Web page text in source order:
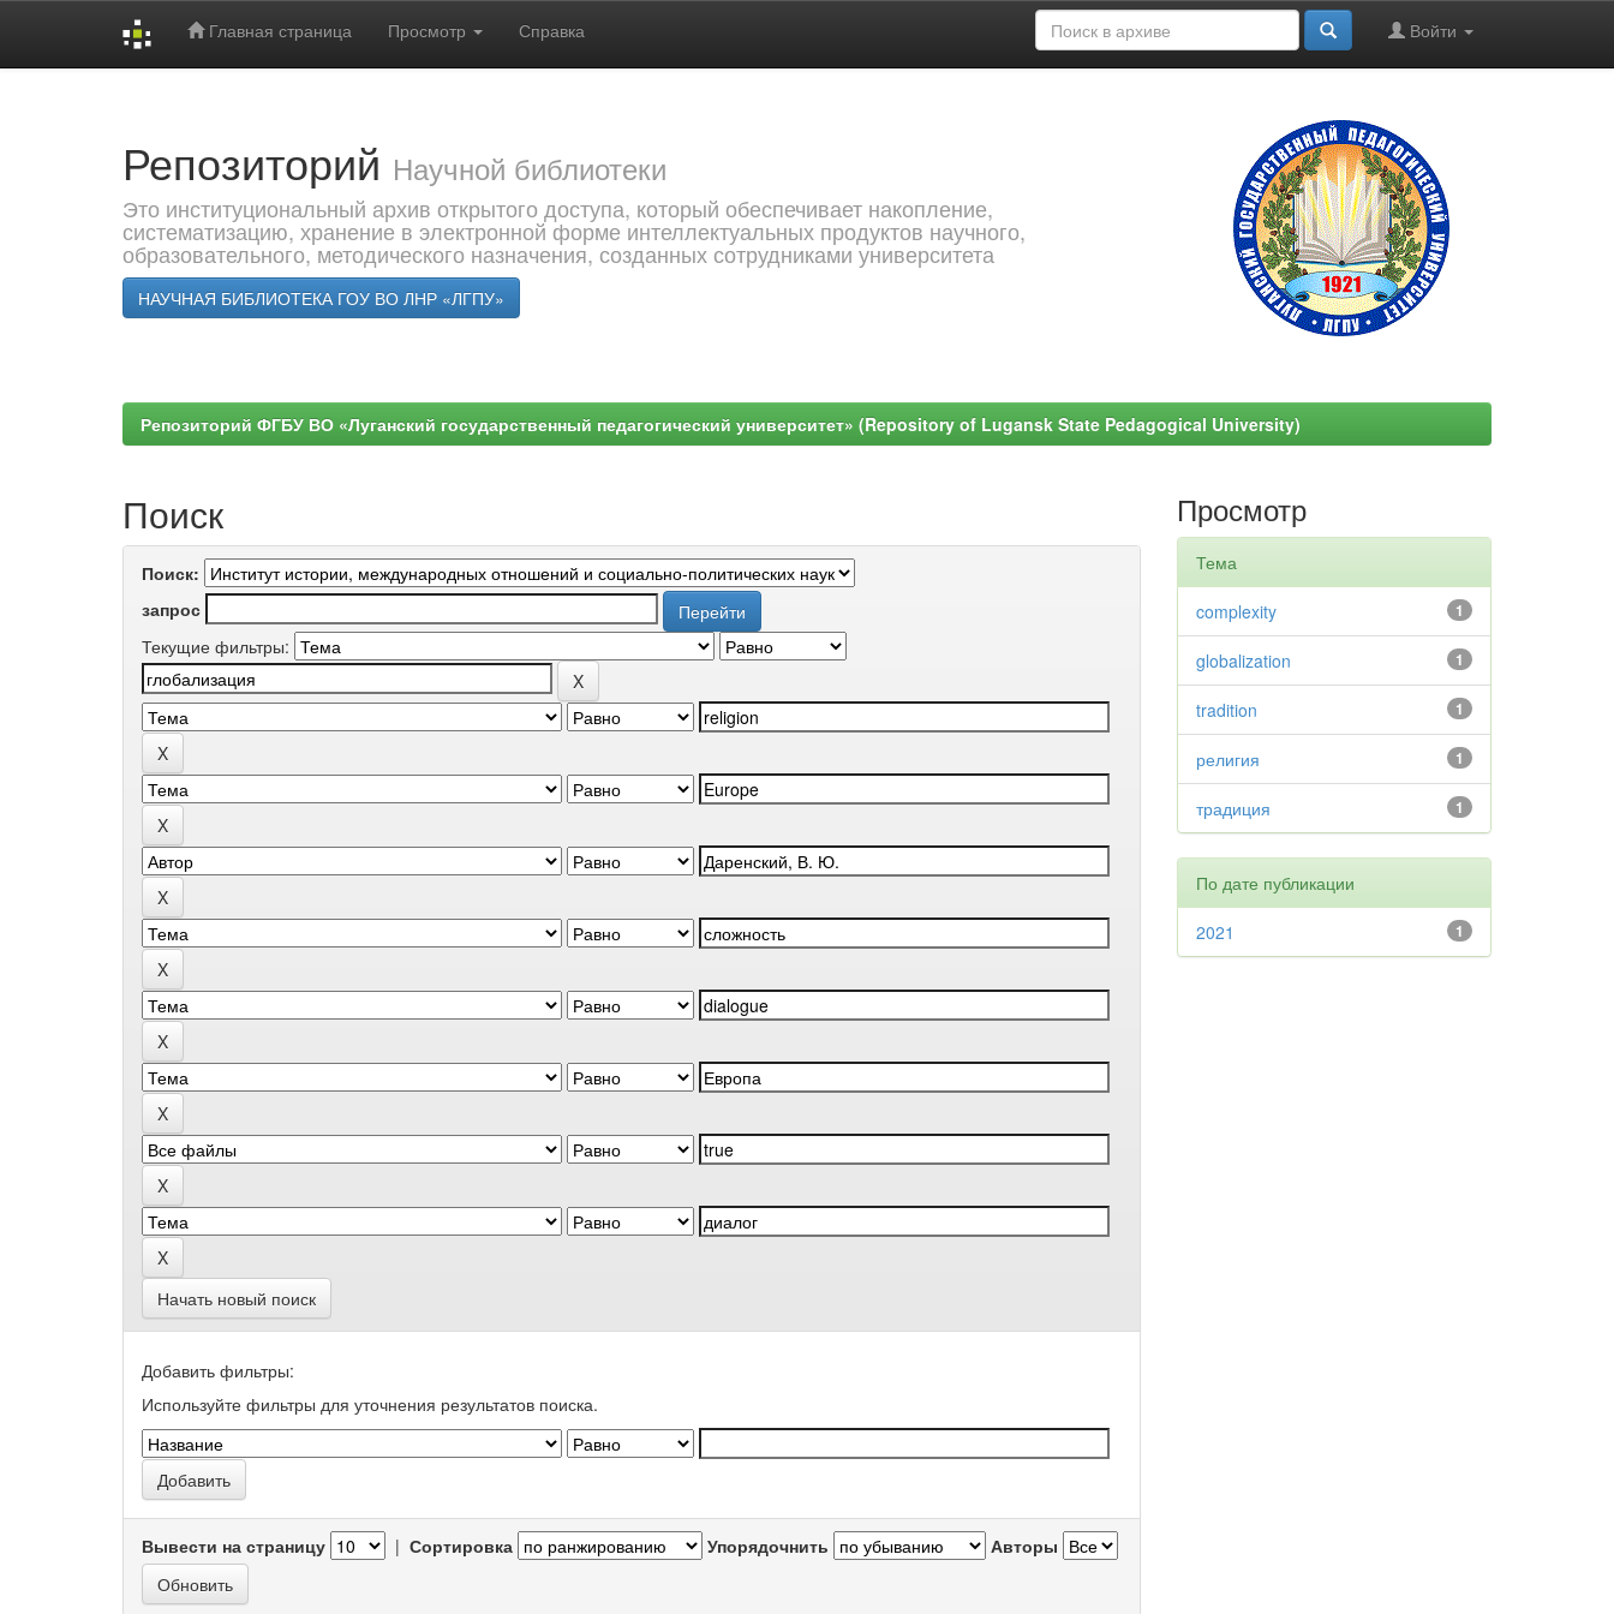
Главная страница Просмотр Справка Войти
Репозиторий Научной библиотеки
Это институциональный архив открытого доступа, который обеспечивает накопление,
систематизацию, хранение в электронной форме интеллектуальных продуктов научного,
образовательного, методического назначения, созданных сотрудниками университета
НАУЧНАЯ БИБЛИОТЕКА ГОУ ВО ЛНР «ЛГПУ»
Репозиторий ФГБУ ВО «Луганский государственный педагогический университет» (Repository of Lugansk State Pedagogical University)
Поиск
Поиск:
запрос
Текущие фильтры:
Начать новый поиск
Добавить фильтры:
Используйте фильтры для уточнения результатов поиска.
Вывести на страницу | Сортировка Упорядочнить Авторы
Просмотр
Тема
1
complexity
1
globalization
1
tradition
1
религия
1
традиция
По дате публикации
1
2021